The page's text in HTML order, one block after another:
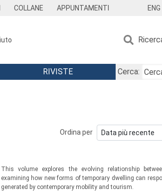
COLLANE APPUNTAMENTI ENG
RIVISTE
Cerca:
Ordina per
This volume explores the evolving relationship
examining how new forms of temporary dwelling can
generated by contemporary mobility and tourism.